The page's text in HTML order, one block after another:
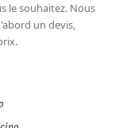
le souhaitez. Nous
un devis,